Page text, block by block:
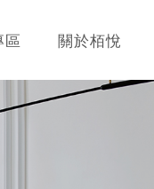
區 關於栢悅